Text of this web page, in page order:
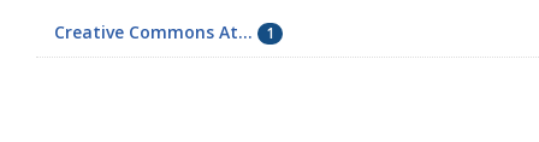
Creative Commons At... 1